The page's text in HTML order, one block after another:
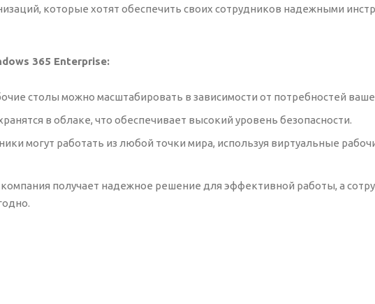
которые хотят обеспечить своих сотрудников надежными
365 Enterprise:
столы можно масштабировать в зависимости от потребностей
в облаке, что обеспечивает высокий уровень безопасности.
могут работать из любой точки мира, используя виртуальные
получает надежное решение для эффективной работы, а